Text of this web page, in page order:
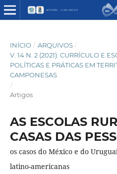
INÍCIO / ARQUIVOS /
V. 14 N. 2 (2021): CURRÍCULO E
POLÍTICAS E PRÁTICAS EM
CAMPONESAS
/
Artigos
AS ESCOLAS
CASAS DAS
os casos do México e do
latino-americanas